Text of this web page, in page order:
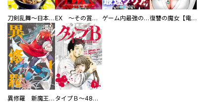
刀剣乱舞～日本号つれづれ酒～ EX ～その賞金稼ぎは、世界の出口を探す～【単行本版】 ゲーム内最強の『裏ボス』に転生したので、主人公の代わりに最速クリアを目指します！【電子単行本版】 復讐の魔女【電子単行本版】
異修羅 新魔王戦争 タイプＢ～48時間後、致死率100％～【単話】